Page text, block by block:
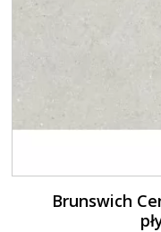
Brunswich